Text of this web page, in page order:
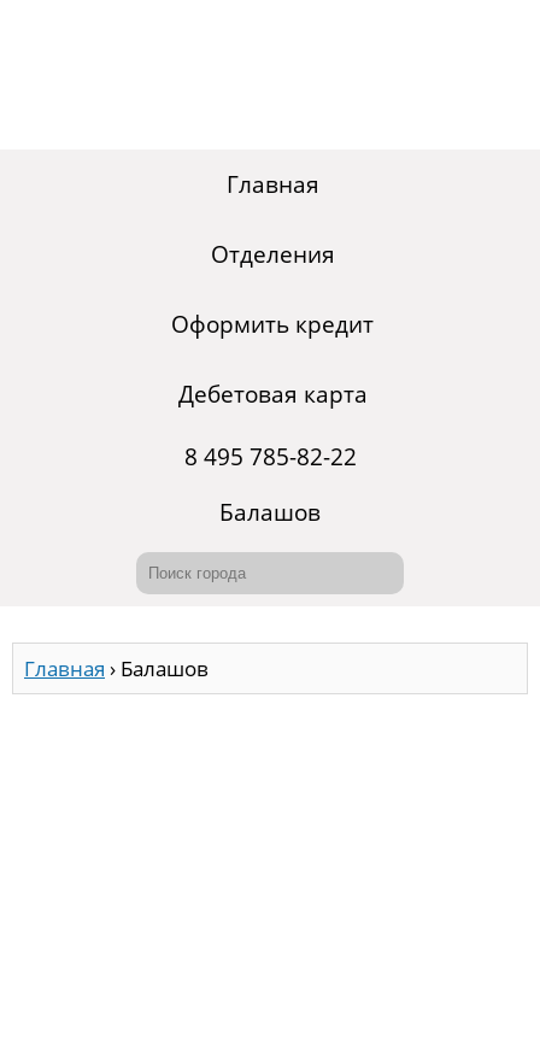
Главная
Отделения
Оформить кредит
Дебетовая карта
8 495 785-82-22
Балашов
Главная › Балашов